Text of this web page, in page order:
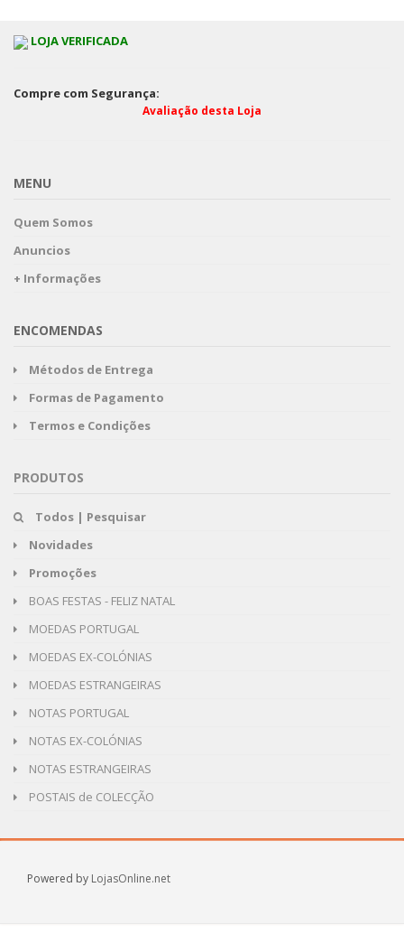
LOJA VERIFICADA
Compre com Segurança:
Avaliação desta Loja
MENU
Quem Somos
Anuncios
+ Informações
ENCOMENDAS
Métodos de Entrega
Formas de Pagamento
Termos e Condições
PRODUTOS
Todos | Pesquisar
Novidades
Promoções
BOAS FESTAS - FELIZ NATAL
MOEDAS PORTUGAL
MOEDAS EX-COLÓNIAS
MOEDAS ESTRANGEIRAS
NOTAS PORTUGAL
NOTAS EX-COLÓNIAS
NOTAS ESTRANGEIRAS
POSTAIS de COLECÇÃO
Powered by LojasOnline.net